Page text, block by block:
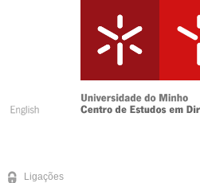
Ligações